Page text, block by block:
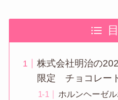
株式会社明治の
限定 チョコレー
ホルンヘーゼ